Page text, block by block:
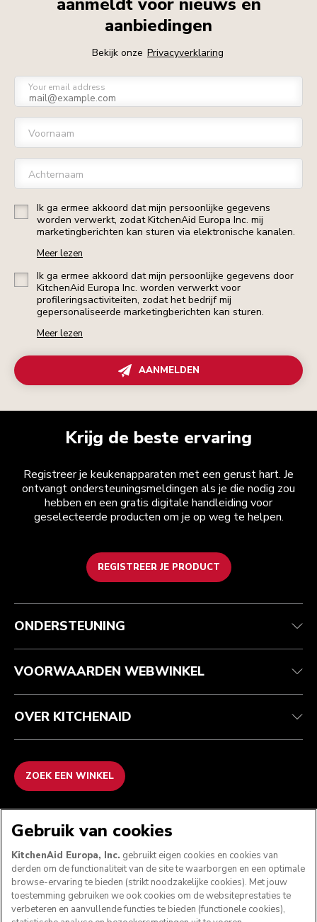
aanbiedingen
Bekijk onze Privacyverklaring
Your email address
Voornaam
Achternaam
Ik ga ermee akkoord dat mijn persoonlijke gegevens
worden verwerkt, zodat KitchenAid Europa Inc. mij
marketingberichten kan sturen via elektronische kanalen.
Meer lezen
Ik ga ermee akkoord dat mijn persoonlijke gegevens door
KitchenAid Europa Inc. worden verwerkt voor
profileringsactiviteiten, zodat het bedrijf mij
gepersonaliseerde marketingberichten kan sturen.
Meer lezen
AANMELDEN
Krijg de beste ervaring
Registreer je keukenapparaten met een gerust hart. Je
ontvangt ondersteuningsmeldingen als je die nodig zou
hebben en een gratis digitale handleiding voor
geselecteerde producten om je op weg te helpen.
REGISTREER JE PRODUCT
Health check
Je bestelling volgen
Garantie en documenten
Veelgestelde vragen
Algemene voorwaarden
Retournering en terugbetaling
Imprint
ODR
Het merk
Zoek een winkel
ONDERSTEUNING
VOORWAARDEN WEBWINKEL
OVER KITCHENAID
ZOEK EEN WINKEL
VOLG ONS
Gebruik van cookies
KitchenAid Europa, Inc. gebruikt eigen cookies en cookies van
derden om de functionaliteit van de site te waarborgen en een optimale
browse-ervaring te bieden (strikt noodzakelijke cookies). Met jouw
toestemming gebruiken we ook cookies om de websiteprestaties te
verbeteren en aanvullende functies te bieden (functionele cookies),